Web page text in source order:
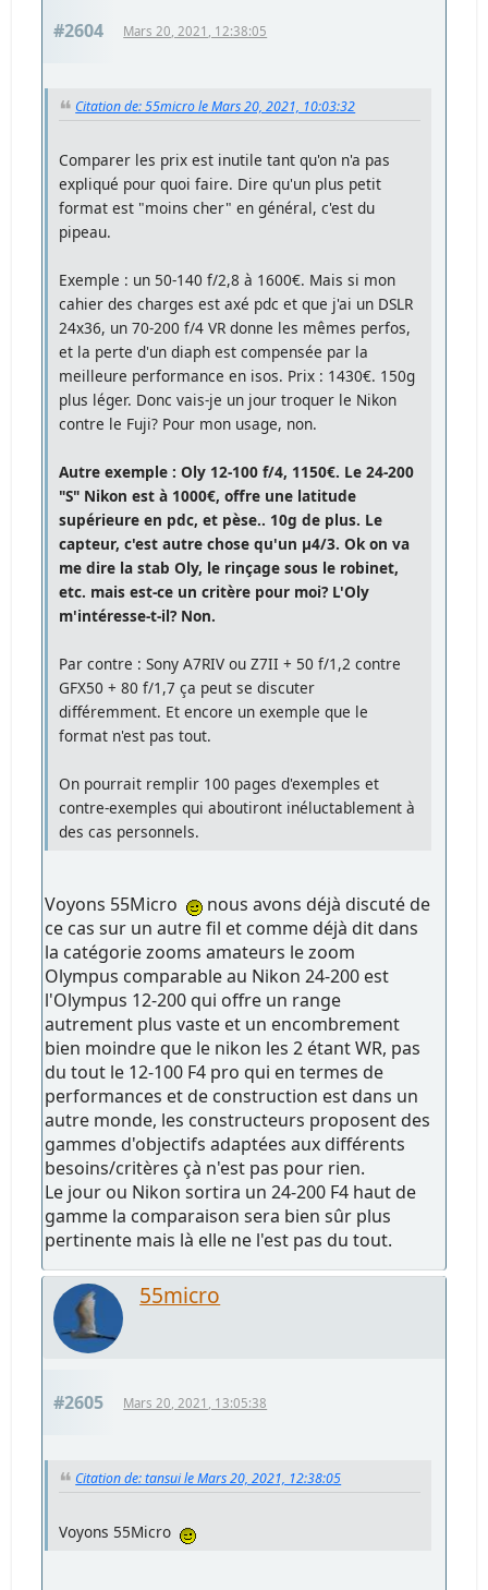
#2604 Mars 20, 2021, 12:38:05
Citation de: 55micro le Mars 20, 2021, 10:03:32
Comparer les prix est inutile tant qu'on n'a pas
expliqué pour quoi faire. Dire qu'un plus petit
format est "moins cher" en général, c'est du
pipeau.
Exemple : un 50-140 f/2,8 à 1600€. Mais si mon
cahier des charges est axé pdc et que j'ai un DSLR
24x36, un 70-200 f/4 VR donne les mêmes perfos,
et la perte d'un diaph est compensée par la
meilleure performance en isos. Prix : 1430€. 150g
plus léger. Donc vais-je un jour troquer le Nikon
contre le Fuji? Pour mon usage, non.
Autre exemple : Oly 12-100 f/4, 1150€. Le 24-200
"S" Nikon est à 1000€, offre une latitude
supérieure en pdc, et pèse.. 10g de plus. Le
capteur, c'est autre chose qu'un µ4/3. Ok on va
me dire la stab Oly, le rinçage sous le robinet,
etc. mais est-ce un critère pour moi? L'Oly
m'intéresse-t-il? Non.
Par contre : Sony A7RIV ou Z7II + 50 f/1,2 contre
GFX50 + 80 f/1,7 ça peut se discuter
différemment. Et encore un exemple que le
format n'est pas tout.
On pourrait remplir 100 pages d'exemples et
contre-exemples qui aboutiront inéluctablement à
des cas personnels.
Voyons 55Micro
nous avons déjà discuté de
ce cas sur un autre fil et comme déjà dit dans
la catégorie zooms amateurs le zoom
Olympus comparable au Nikon 24-200 est
l'Olympus 12-200 qui offre un range
autrement plus vaste et un encombrement
bien moindre que le nikon les 2 étant WR, pas
du tout le 12-100 F4 pro qui en termes de
performances et de construction est dans un
autre monde, les constructeurs proposent des
gammes d'objectifs adaptées aux différents
besoins/critères çà n'est pas pour rien.
Le jour ou Nikon sortira un 24-200 F4 haut de
gamme la comparaison sera bien sûr plus
pertinente mais là elle ne l'est pas du tout.
55micro
#2605 Mars 20, 2021, 13:05:38
Citation de: tansui le Mars 20, 2021, 12:38:05
Voyons 55Micro